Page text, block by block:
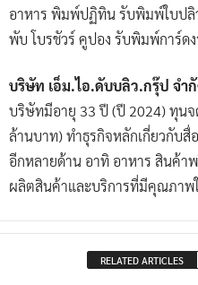
อาหาร พิมพ์ปฏิทิน รับพิมพ์ใบป
พับ โบรชัวร์ คูปอง รับพิมพ์การ์ด
บริษัท เอ็ม.ไอ.ดับบลิว.กรุ๊ป จำ
บริษัทมีอายุ 33 ปี (ปี 2024) ทุน
ล้านบาท) ทำธุรกิจหลักเกี่ยวกับ
อีกหลายด้าน อาทิ อาหาร สินค้า
ผลิตสินค้าและบริการที่มีคุณภาพ
RELATED ARTICLES